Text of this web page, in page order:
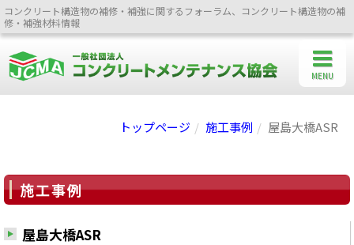
コンクリート構造物の補修・補強に関するフォーラム、コンクリート構造物の補
修・補強材料情報
トップページ 施工事例 屋島大橋ASR
施工事例
屋島大橋ASR
MENU